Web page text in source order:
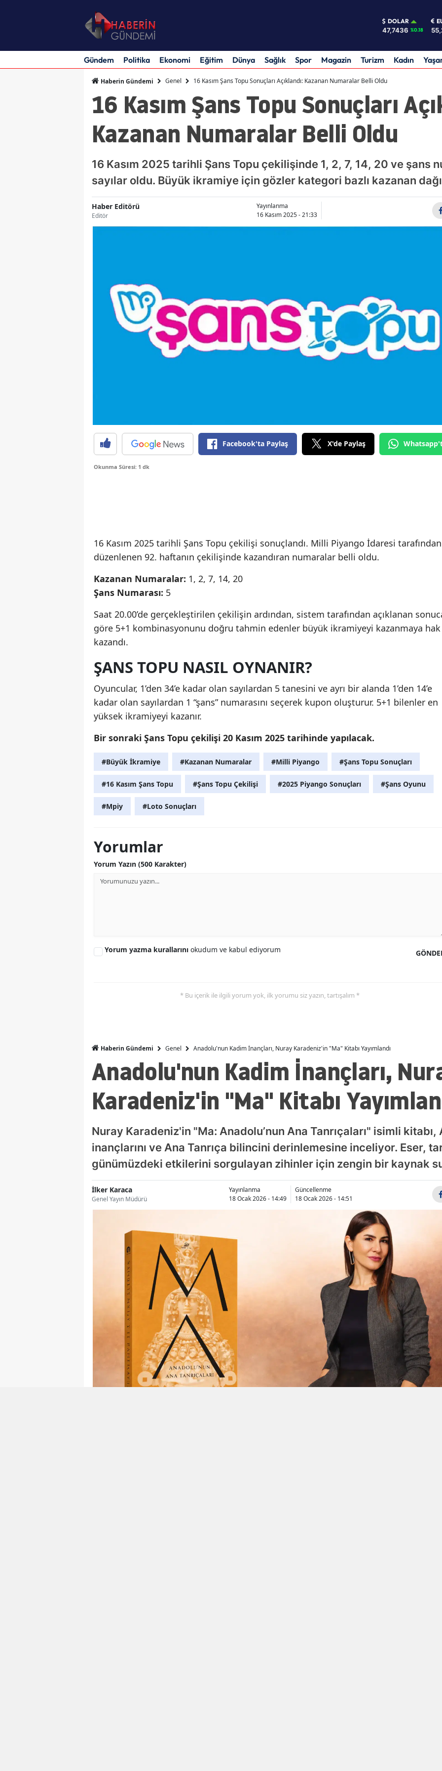
DOLAR
47,7436 %0.18
Gündem Politika Ekonomi Eğitim Dünya Sağlık Spor Magazin Turizm Kadın
Haberin Gündemi Genel 16 Kasım Şans Topu Sonuçları Açıklandı: Kazanan Numaralar Belli Oldu
16 Kasım Şans Topu Sonuçları
Kazanan Numaralar Belli Oldu
16 Kasım 2025 tarihli Şans Topu çekilişinde 1, 2, 7, 14, 20 ve şans
sayılar oldu. Büyük ikramiye için gözler kategori bazlı kazanan
Haber Editörü
Editör
Yayınlanma
16 Kasım 2025 - 21:33
Facebook'ta Paylaş X'de Paylaş
Okunma Süresi: 1 dk
16 Kasım 2025 tarihli Şans Topu çekilişi sonuçlandı. Milli Piyango İdaresi tarafından
düzenlenen 92. haftanın çekilişinde kazandıran numaralar belli oldu.
Kazanan Numaralar: 1, 2, 7, 14, 20
Şans Numarası: 5
Saat 20.00’de gerçekleştirilen çekilişin ardından, sistem tarafından açıklanan
göre 5+1 kombinasyonunu doğru tahmin edenler büyük ikramiyeyi kazanmaya hak
kazandı.
ŞANS TOPU NASIL OYNANIR?
Oyuncular, 1’den 34’e kadar olan sayılardan 5 tanesini ve ayrı bir alanda 1’den 14’e
kadar olan sayılardan 1 “şans” numarasını seçerek kupon oluşturur. 5+1 bilenler en
yüksek ikramiyeyi kazanır.
Bir sonraki Şans Topu çekilişi 20 Kasım 2025 tarihinde yapılacak.
#Büyük İkramiye #Kazanan Numaralar #Milli Piyango #Şans Topu Sonuçları
#16 Kasım Şans Topu #Şans Topu Çekilişi #2025 Piyango Sonuçları #Şans Oyunu
#Mpiy #Loto Sonuçları
Yorumlar
Yorum Yazın (500 Karakter)
Yorum yazma kurallarını okudum ve kabul ediyorum
* Bu içerik ile ilgili yorum yok, ilk yorumu siz yazın, tartışalım *
Haberin Gündemi Genel Anadolu'nun Kadim İnançları, Nuray Karadeniz'in "Ma" Kitabı Yayımlandı
Anadolu'nun Kadim İnançları,
Karadeniz'in "Ma" Kitabı
Nuray Karadeniz'in "Ma: Anadolu’nun Ana Tanrıçaları" isimli kitabı,
inançlarını ve Ana Tanrıça bilincini derinlemesine inceliyor. Eser,
günümüzdeki etkilerini sorgulayan zihinler için zengin bir kaynak
İlker Karaca
Genel Yayın Müdürü
Yayınlanma
18 Ocak 2026 - 14:49
Güncellenme
18 Ocak 2026 - 14:51